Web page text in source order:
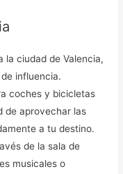
la ciudad de Valencia,
influencia.
coches y bicicletas
de aprovechar las
a tu destino.
de la sala de
musicales o